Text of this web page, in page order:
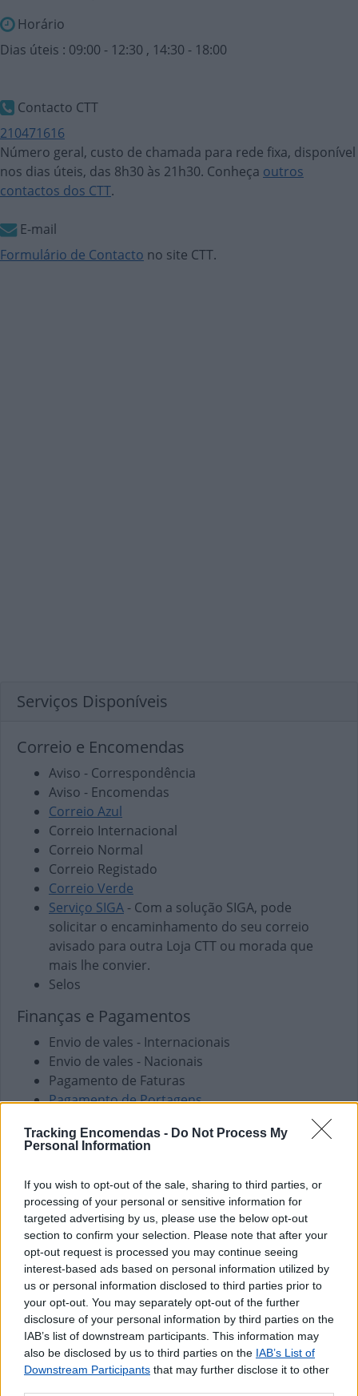
Tracking Encomendas - Do Not Process My
Personal Information
If you wish to opt-out of the sale, sharing to third parties, or
processing of your personal or sensitive information for
targeted advertising by us, please use the below opt-out
section to confirm your selection. Please note that after your
opt-out request is processed you may continue seeing
interest-based ads based on personal information utilized by
us or personal information disclosed to third parties prior to
your opt-out. You may separately opt-out of the further
disclosure of your personal information by third parties on the
IAB’s list of downstream participants. This information may
also be disclosed by us to third parties on the IAB’s List of
Downstream Participants that may further disclose it to other
Horário
Dias úteis : 09:00 - 12:30 , 14:30 - 18:00
Contacto CTT
210471616
Número geral, custo de chamada para rede fixa, disponível
nos dias úteis, das 8h30 às 21h30. Conheça outros
contactos dos CTT.
E-mail
Formulário de Contacto no site CTT.
Serviços Disponíveis
Correio e Encomendas
Aviso - Correspondência
Aviso - Encomendas
Correio Azul
Correio Internacional
Correio Normal
Correio Registado
Correio Verde
Serviço SIGA - Com a solução SIGA, pode
solicitar o encaminhamento do seu correio
avisado para outra Loja CTT ou morada que
mais lhe convier.
Selos
Finanças e Pagamentos
Envio de vales - Internacionais
Envio de vales - Nacionais
Pagamento de Faturas
Pagamento de Portagens
Outros Serviços
Carregamento de Telemóveis